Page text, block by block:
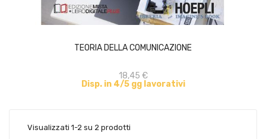
TEORIA DELLA COMUNICAZIONE
18,45 €
Disp. in 4/5 gg lavorativi
ACQUISTA
Visualizzati 1-2 su 2 prodotti